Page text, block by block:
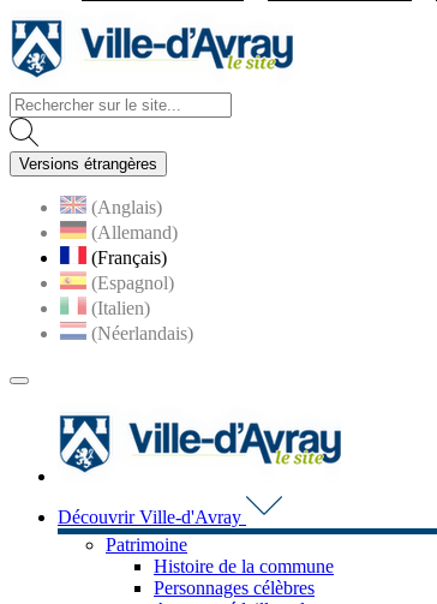
Versions étrangères
(Anglais)
(Allemand)
(Français)
(Espagnol)
(Italien)
(Néerlandais)
MENU
Découvrir Ville-d'Avray
Patrimoine
Histoire de la commune
Personnages célèbres